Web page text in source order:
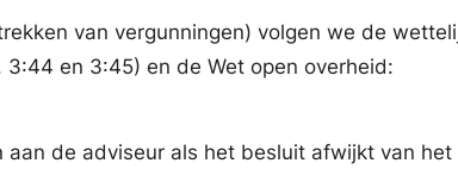
van vergunningen) volgen we de
en 3:45) en de Wet open overheid:
de adviseur als het besluit afwijkt van het